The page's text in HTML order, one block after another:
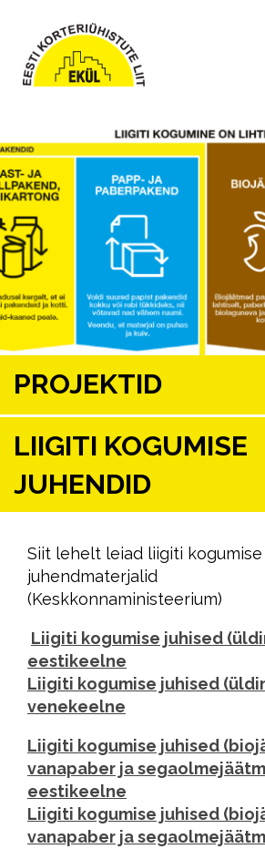
PROJEKTID
LIIGITI KOGUMISE
JUHENDID
Siit lehelt leiad liigiti kogumise
juhendmaterjalid
(Keskkonnaministeerium)
Liigiti kogumise juhised
eestikeelne
Liigiti kogumise juhised
venekeelne
Liigiti kogumise juhised
vanapaber ja
eestikeelne
Liigiti kogumise juhised
vanapaber ja